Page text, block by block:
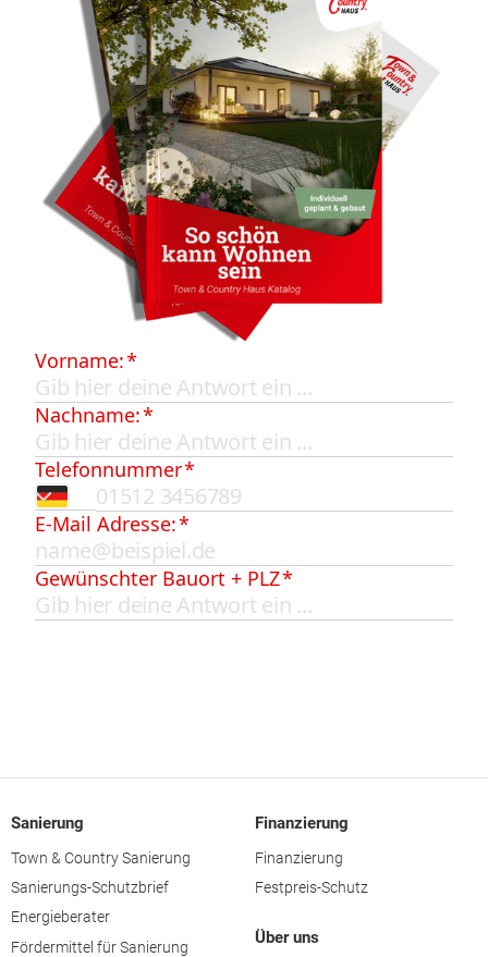
Sanierung
Town & Country Sanierung
Sanierungs-Schutzbrief
Energieberater
Fördermittel für Sanierung
Finanzierung
Finanzierung
Festpreis-Schutz
Über uns